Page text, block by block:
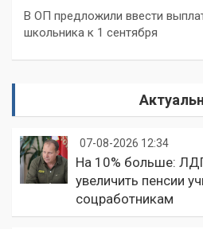
В ОП предложили ввести
школьника к 1 сентября
07-08-2026 12:34
На 10% больше:
увеличить пенсии
соцработникам